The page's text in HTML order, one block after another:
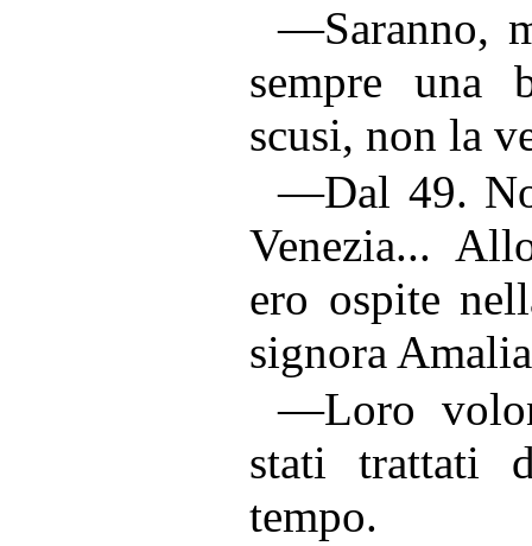
—Saranno,
sempre una
scusi, non la
—Dal 49.
Venezia...
ero ospite
signora
—Loro
stati trattati
tempo.